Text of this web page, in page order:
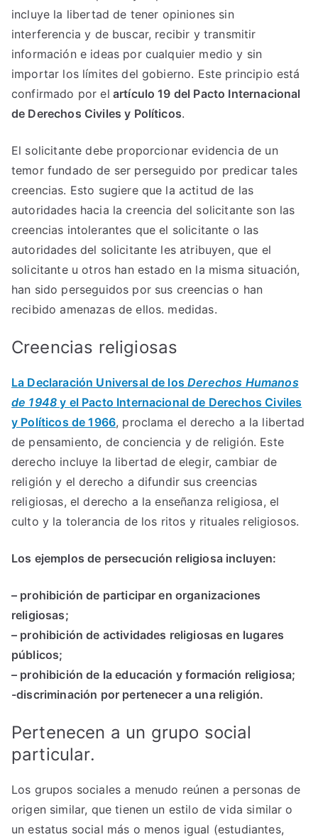
incluye la libertad de tener opiniones sin
interferencia y de buscar, recibir y transmitir
información e ideas por cualquier medio y sin
importar los límites del gobierno. Este principio está
confirmado por el artículo 19 del Pacto Internacional
de Derechos Civiles y Políticos.
El solicitante debe proporcionar evidencia de un
temor fundado de ser perseguido por predicar tales
creencias. Esto sugiere que la actitud de las
autoridades hacia la creencia del solicitante son las
creencias intolerantes que el solicitante o las
autoridades del solicitante les atribuyen, que el
solicitante u otros han estado en la misma situación,
han sido perseguidos por sus creencias o han
recibido amenazas de ellos. medidas.
Creencias religiosas
La Declaración Universal de losDerechos Humanos
de 1948 y el Pacto Internacional de Derechos Civiles
y Políticos de 1966, proclama el derecho a la libertad
de pensamiento, de conciencia y de religión. Este
derecho incluye la libertad de elegir, cambiar de
religión y el derecho a difundir sus creencias
religiosas, el derecho a la enseñanza religiosa, el
culto y la tolerancia de los ritos y rituales religiosos.
Los ejemplos de persecución religiosa incluyen:
– prohibición de participar en organizaciones
religiosas;
– prohibición de actividades religiosas en lugares
públicos;
– prohibición de la educación y formación religiosa;
-discriminación por pertenecer a una religión.
Pertenecen a un grupo social
particular.
Los grupos sociales a menudo reúnen a personas de
origen similar, que tienen un estilo de vida similar o
un estatus social más o menos igual (estudiantes,